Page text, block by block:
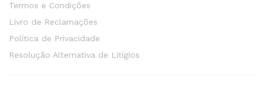
Termos e Condições
Livro de Reclamações
Política de Privacidade
Resolução Alternativa de Litígios